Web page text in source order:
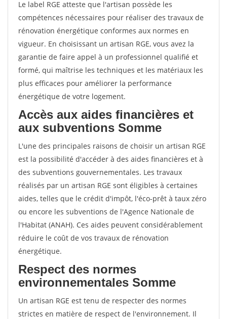
Le label RGE atteste que l'artisan possède les
compétences nécessaires pour réaliser des travaux de
rénovation énergétique conformes aux normes en
vigueur. En choisissant un artisan RGE, vous avez la
garantie de faire appel à un professionnel qualifié et
formé, qui maîtrise les techniques et les matériaux les
plus efficaces pour améliorer la performance
énergétique de votre logement.
Accès aux aides financières et
aux subventions Somme
L'une des principales raisons de choisir un artisan RGE
est la possibilité d'accéder à des aides financières et à
des subventions gouvernementales. Les travaux
réalisés par un artisan RGE sont éligibles à certaines
aides, telles que le crédit d'impôt, l'éco-prêt à taux zéro
ou encore les subventions de l'Agence Nationale de
l'Habitat (ANAH). Ces aides peuvent considérablement
réduire le coût de vos travaux de rénovation
énergétique.
Respect des normes
environnementales Somme
Un artisan RGE est tenu de respecter des normes
strictes en matière de respect de l'environnement. Il